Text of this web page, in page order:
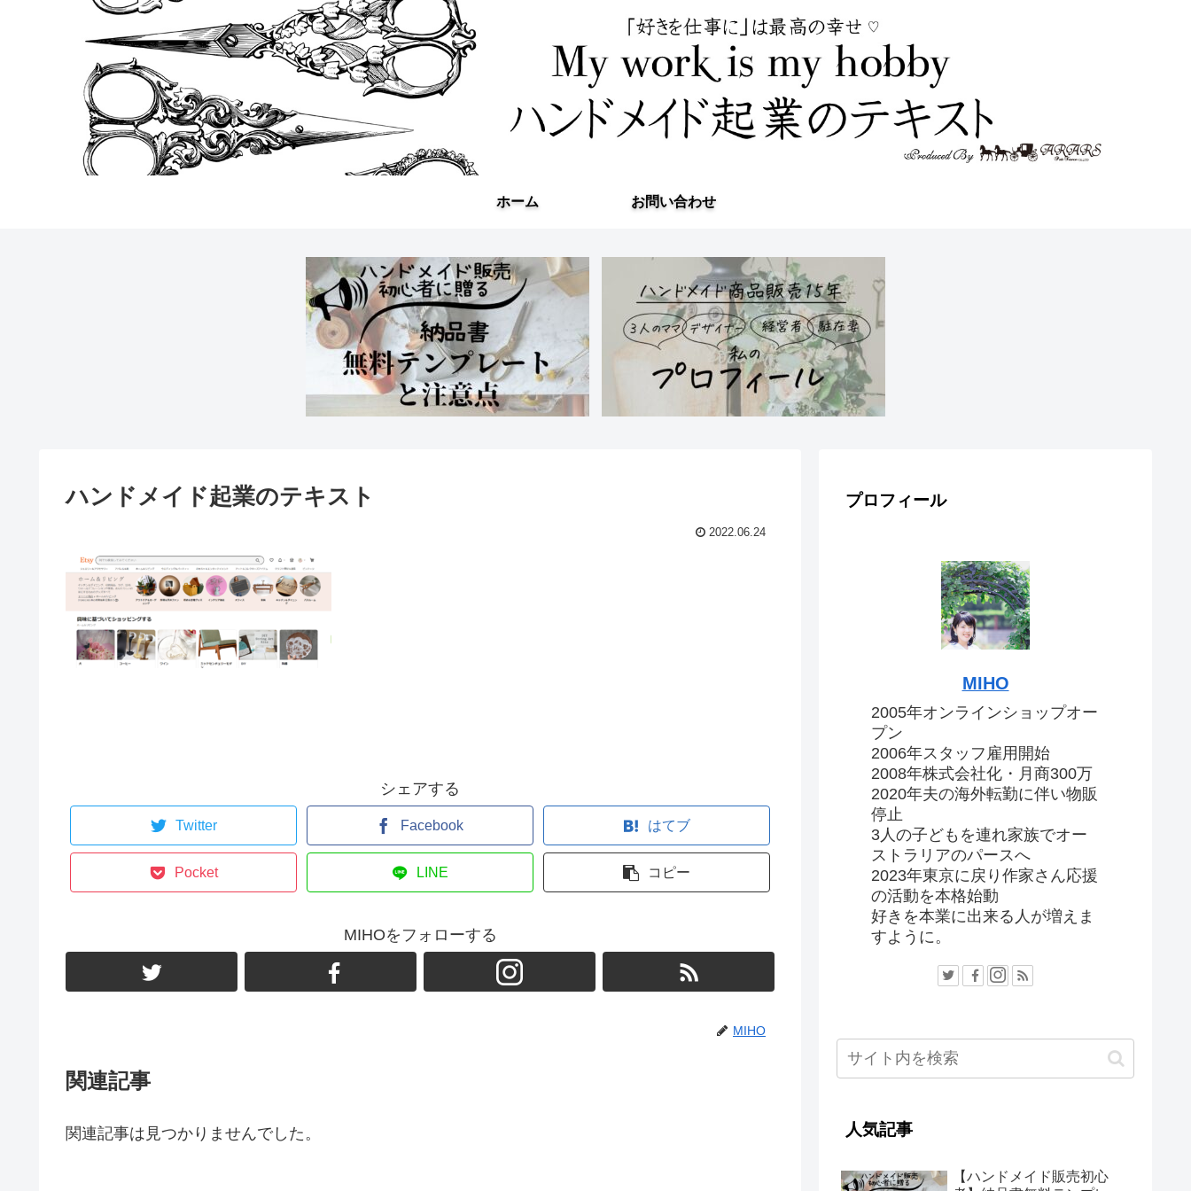
ホーム お問い合わせ
ハンドメイド起業のテキスト
2022.06.24
シェアする
Twitter Facebook はてブ
Pocket LINE コピー
MIHOをフォローする
MIHO
関連記事
関連記事は見つかりませんでした。
プロフィール
MIHO
2005年オンラインショップオー
プン
2006年スタッフ雇用開始
2008年株式会社化・月商300万
2020年夫の海外転勤に伴い物販
停止
3人の子どもを連れ家族でオー
ストラリアのパースへ
2023年東京に戻り作家さん応援
の活動を本格始動
好きを本業に出来る人が増えま
すように。
人気記事
【ハンドメイド販売初心